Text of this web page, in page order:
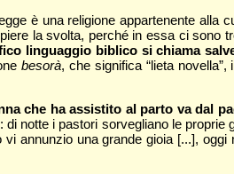
è una religione appartenente
la svolta, perché in essa ci sono
linguaggio biblico si chiama
besorà, che significa “lieta
che ha assistito al parto va dal
notte i pastori sorvegliano le
annunzio una grande gioia [...],